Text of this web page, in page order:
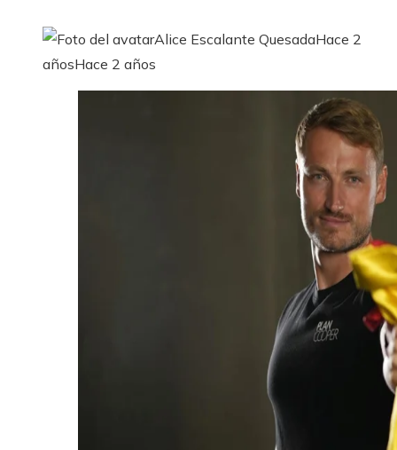
Alice Escalante QuesadaHace 2
añosHace 2 años